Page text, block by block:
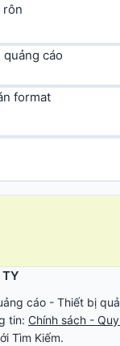
rôn
quảng cáo
format
cáo - Thiết bị
tin: Chính sách -
Tìm Kiếm.